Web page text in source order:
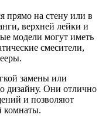
прямо на стену или в
верхней лейки и
модели могут иметь
смесители,
замены или
дизайну. Они отлично
и позволяют
комнаты.